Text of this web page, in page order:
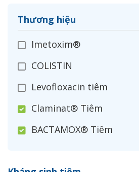
Thương hiệu
Imetoxim®
COLISTIN
Levofloxacin tiêm
Claminat® Tiêm
BACTAMOX® Tiêm